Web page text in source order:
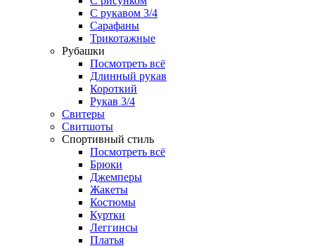
С рукавом 3/4
Сарафаны
Трикотажные
Рубашки
Посмотреть всё
Длинный рукав
Короткий
Рукав 3/4
Свитеры
Свитшоты
Спортивный стиль
Посмотреть всё
Брюки
Джемперы
Жакеты
Костюмы
Куртки
Леггинсы
Платья